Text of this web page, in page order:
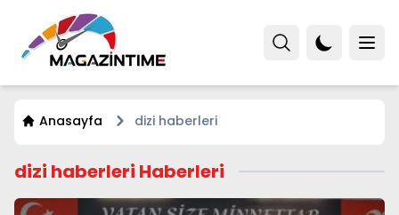
Anasayfa dizi haberleri
dizi haberleri Haberleri